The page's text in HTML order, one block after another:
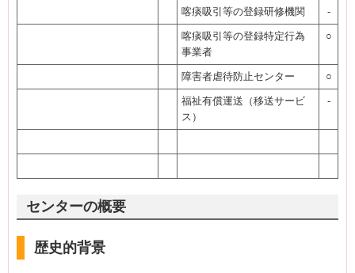
喀痰吸引等の登録研修機関 -
喀痰吸引等の登録特定行為
事業者
○
障害者虐待防止センター ○
福祉有償運送（移送サービ
ス）
-
センターの概要
歴史的背景